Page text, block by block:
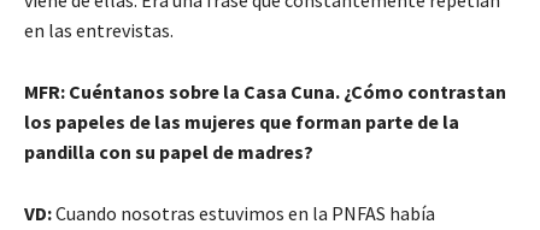
en las entrevistas.
MFR: Cuéntanos sobre la Casa Cuna. ¿Cómo contrastan
los papeles de las mujeres que forman parte de la
pandilla con su papel de madres?
VD:Cuando nosotras estuvimos en la PNFAS había